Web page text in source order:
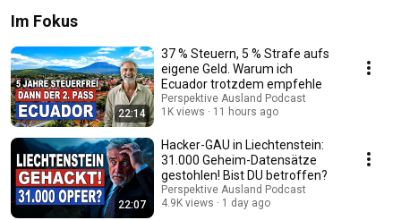
Im Fokus
22:14
37 % Steuern, 5 % Strafe aufs
eigene Geld. Warum ich
Ecuador trotzdem empfehle
Perspektive Ausland Podcast
1K views
11 hours ago
22:07
Hacker-GAU in Liechtenstein:
31.000 Geheim-Datensätze
gestohlen! Bist DU betroffen?
Perspektive Ausland Podcast
4.9K views
1 day ago